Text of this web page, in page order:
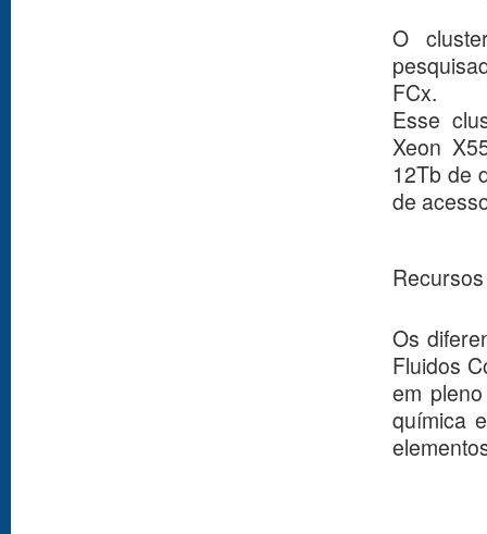
O
FCx.
Esse
Xeon
12Tb de
de
Os
Fluidos
em
química